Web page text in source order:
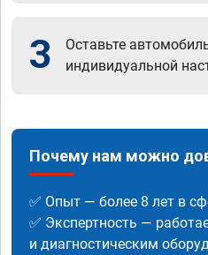
3
Оставьте
индивидуальной
Почему нам можно
✅ Опыт — более 8 лет в
✅ Экспертность —
и диагностическим